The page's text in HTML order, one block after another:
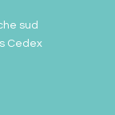
sud
Cedex